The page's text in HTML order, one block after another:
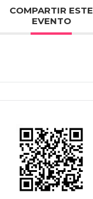
COMPARTIR ESTE
EVENTO